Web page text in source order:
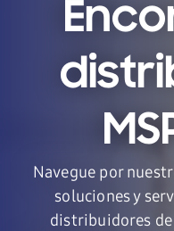
Navegue por
soluciones y
distribuidores